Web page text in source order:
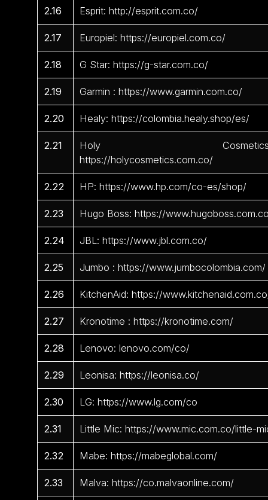
2.16 Esprit: http://esprit.com.co/
2.17 Europiel: https://europiel.com.co/
2.18 G Star: https://g-star.com.co/
2.19 Garmin : https://www.garmin.com.co/
2.20 Healy: https://colombia.healy.shop/es/
2.21
Holy
https://holycosmetics.com.co/
2.22 HP: https://www.hp.com/co-es/shop/
2.23 Hugo Boss: https://
2.24 JBL: https://www.jbl.com.co/
2.25 Jumbo : https://www.jumbocolombia.com/
2.26 KitchenAid: https://
2.27 Kronotime : https://kronotime.com/
2.28 Lenovo: lenovo.com/co/
2.29 Leonisa: https://leonisa.co/
2.30 LG: https://www.lg.com/co
2.31 Little Mic: https://www.mic.com.co/little-
2.32 Mabe: https://mabeglobal.com/
2.33 Malva: https://co.malvaonline.com/